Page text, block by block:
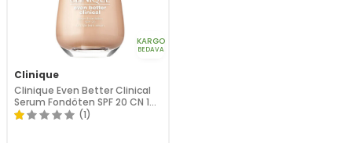
KARGO
BEDAVA
Clinique
Clinique Even Better Clinical
Serum Fondöten SPF 20 CN 10
Alabaster 30 ml
(1)